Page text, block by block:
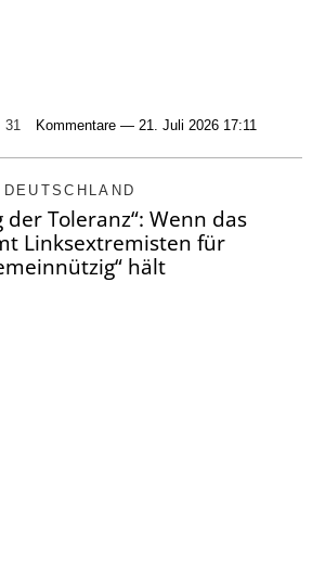
31 Kommentare — 21. Juli 2026 17:11
DEUTSCHLAND
der Toleranz“: Wenn das
Linksextremisten für
hält